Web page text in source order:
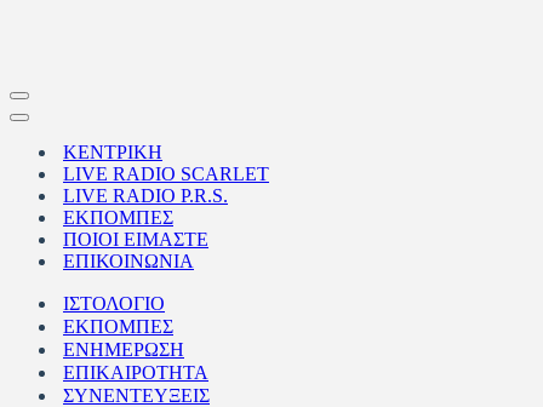
Μενού
πλοήγησης
Μενού
πλοήγησηςΚΕΝΤΡΙΚΗ
LIVE RADIO SCARLET
LIVE RADIO P.R.S.
ΕΚΠΟΜΠΕΣ
ΠΟΙΟΙ ΕΙΜΑΣΤΕ
ΕΠΙΚΟΙΝΩΝΙΑ
ΙΣΤΟΛΟΓΙΟ
ΕΚΠΟΜΠΕΣ
ΕΝΗΜΕΡΩΣΗ
ΕΠΙΚΑΙΡΟΤΗΤΑ
ΣΥΝΕΝΤΕΥΞΕΙΣ